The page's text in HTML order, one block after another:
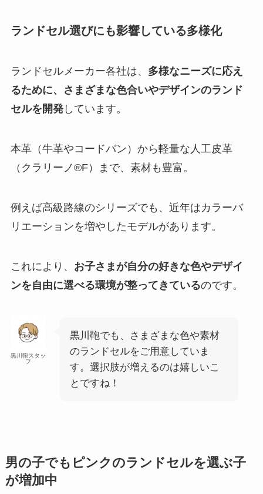
ランドセル選びにも影響している多様化
ランドセルメーカー各社は、 多様なニーズに応え
るために、さまざまな色合いやデザインのランド
セルを開発しています。
本革（牛革やコードバン）から軽量な人工皮革
（クラリーノ®F）まで、素材も豊富。
例えば高級路線のシリーズでも、近年はカラーバ
リエーションを増やしたモデルがあります。
これにより、 お子さまが自分の好きな色やデザイ
ンを自由に選べる環境が整ってきているのです。
黒川鞄スタッ
フ
黒川鞄でも、さまざまな色や素材
のランドセルをご用意していま
す。選択肢が増えるのは嬉しいこ
とですね！
男の子でもピンクのランドセルを選ぶ子
が増加中